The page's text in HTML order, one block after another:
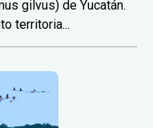
gilvus) de Yucatán.
territoria...